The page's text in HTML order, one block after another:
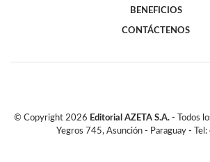
BENEFICIOS
CONTÁCTENOS
© Copyright 2026 Editorial AZETA S.A. - Todos
Yegros 745, Asunción - Paraguay -